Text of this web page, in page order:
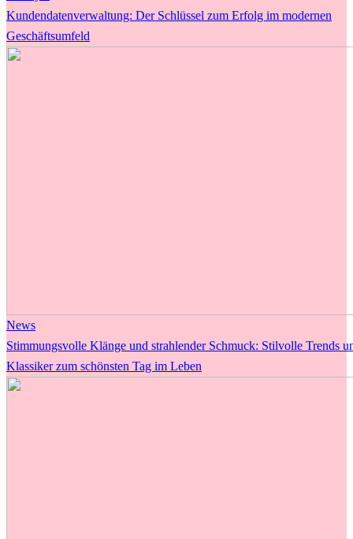
Kundendatenverwaltung: Der Schlüssel zum Erfolg im modernen
Geschäftsumfeld
News
Stimmungsvolle Klänge und strahlender Schmuck: Stilvolle Trends
Klassiker zum schönsten Tag im Leben